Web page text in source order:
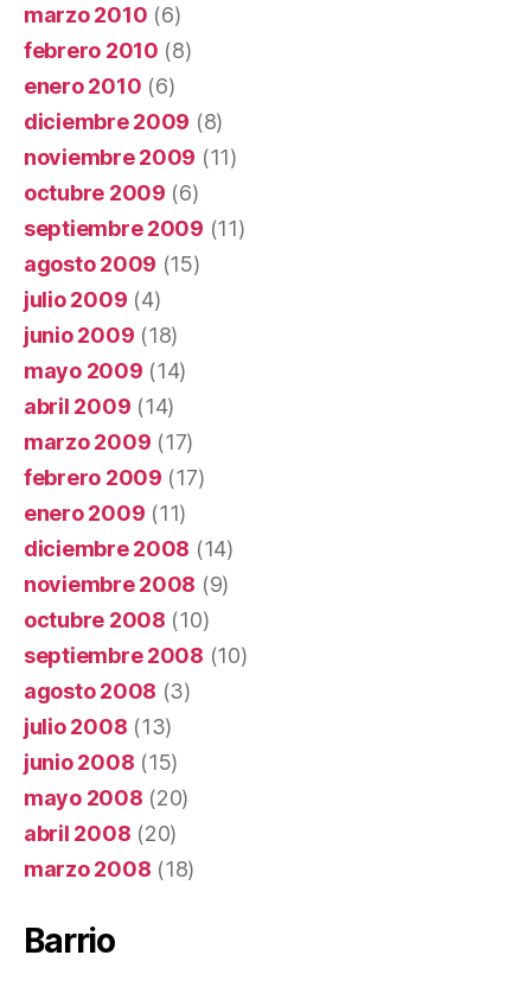
marzo 2010 (6)
febrero 2010 (8)
enero 2010 (6)
diciembre 2009 (8)
noviembre 2009 (11)
octubre 2009 (6)
septiembre 2009 (11)
agosto 2009 (15)
julio 2009 (4)
junio 2009 (18)
mayo 2009 (14)
abril 2009 (14)
marzo 2009 (17)
febrero 2009 (17)
enero 2009 (11)
diciembre 2008 (14)
noviembre 2008 (9)
octubre 2008 (10)
septiembre 2008 (10)
agosto 2008 (3)
julio 2008 (13)
junio 2008 (15)
mayo 2008 (20)
abril 2008 (20)
marzo 2008 (18)
Barrio